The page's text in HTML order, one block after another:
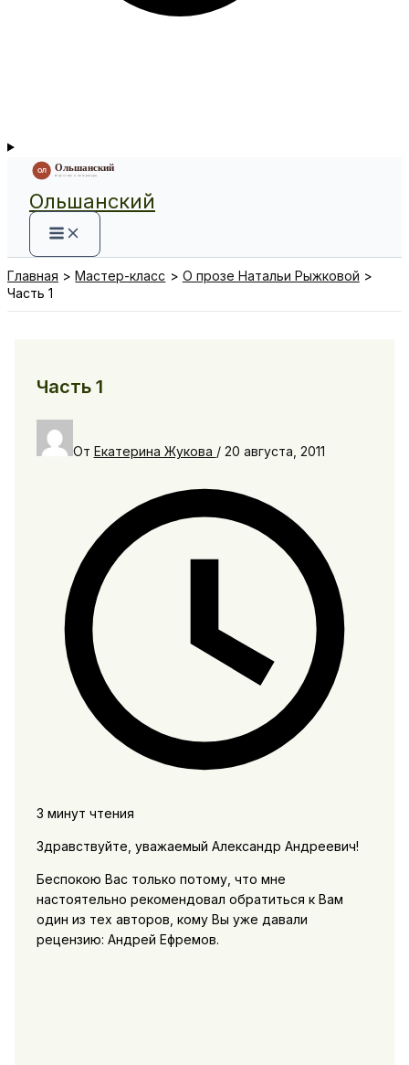
Ольшанский
Главная Мастер-класс
О прозе Натальи Рыжковой
Часть 1
Часть 1
От Екатерина Жукова / 20 августа, 2011
3 минут чтения
Здравствуйте, уважаемый Александр Андреевич!
Беспокою Вас только потому, что мне
настоятельно рекомендовал обратиться к Вам
один из тех авторов, кому Вы уже давали
рецензию: Андрей Ефремов.